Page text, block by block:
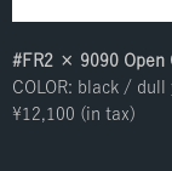
#FR2 × 9090 Open
COLOR: black /
¥12,100 (in tax)